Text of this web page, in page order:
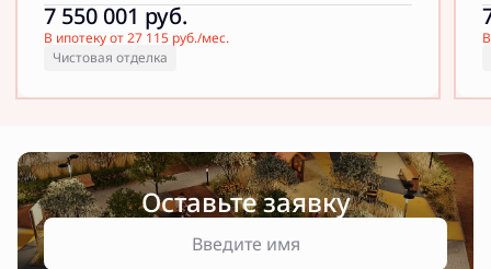
7 550 001 руб.
В ипотеку от 27 115 руб./мес.
Чистовая отделка
Оставьте заявку